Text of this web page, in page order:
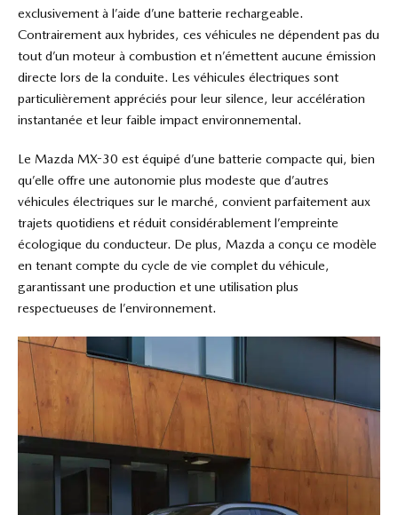
exclusivement à l’aide d’une batterie rechargeable.
Contrairement aux hybrides, ces véhicules ne dépendent pas du
tout d’un moteur à combustion et n’émettent aucune émission
directe lors de la conduite. Les véhicules électriques sont
particulièrement appréciés pour leur silence, leur accélération
instantanée et leur faible impact environnemental.
Le Mazda MX-30 est équipé d’une batterie compacte qui, bien
qu’elle offre une autonomie plus modeste que d’autres
véhicules électriques sur le marché, convient parfaitement aux
trajets quotidiens et réduit considérablement l’empreinte
écologique du conducteur. De plus, Mazda a conçu ce modèle
en tenant compte du cycle de vie complet du véhicule,
garantissant une production et une utilisation plus
respectueuses de l’environnement.